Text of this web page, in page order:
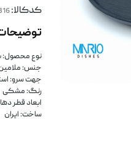
کدکالا:
نوع محصول:
جنس:
جهت سرو:
رنگ: مشکی
ابعاد قطر دهانه : ۳۰
ساخت: ایران